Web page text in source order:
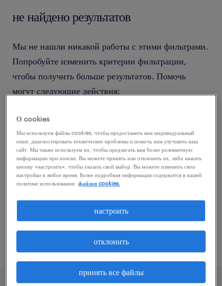
не найдено результатов
Мы не нашли никакой работы с этими фильтрами.
Попробуйте изменить критерии фильтрации,
чтобы получить больше результатов. Помочь
могут следующие действия:
Попробуйте удалить некоторые из
примененных фильтров.
Вы искали работу в определенном месте?
Учтите возможность расширения диапазона
вокруг местонахождения.
Измените название должности или ключевые
слова и проверьте, правильно ли они
написаны.
О cookies
Мы используем файлы cookies, чтобы предоставить вам индивидуальный
опыт, диагностировать технические проблемы и помочь нам улучшить наш
сайт. Мы также используем их, чтобы предлагать вам более релевантную
информацию при поиске. Вы можете принять или отклонить их, либо нажать
кнопку «настроить», чтобы указать свой выбор. Вы можете изменить свои
настройки в любое время. Более подробная информация содержится в нашей
политике использования
файлов cookies.
принять все файлы
отклонить
настроить